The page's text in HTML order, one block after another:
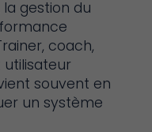
gestion du
coach,
souvent en
un système